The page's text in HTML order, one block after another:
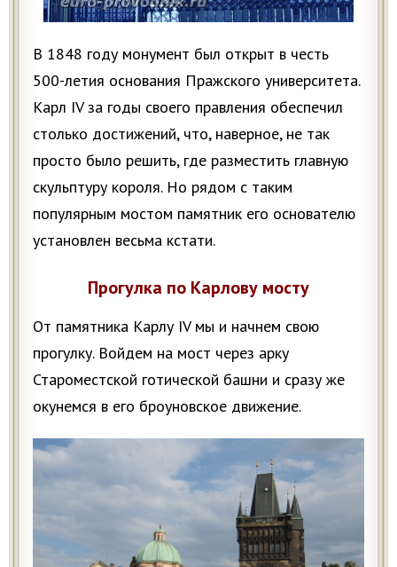
В 1848 году монумент был открыт в честь
500-летия основания Пражского университета.
Карл IV за годы своего правления обеспечил
столько достижений, что, наверное, не так
просто было решить, где разместить главную
скульптуру короля. Но рядом с таким
популярным мостом памятник его основателю
установлен весьма кстати.
Прогулка по Карлову мосту
От памятника Карлу IV мы и начнем свою
прогулку. Войдем на мост через арку
Староместской готической башни и сразу же
окунемся в его броуновское движение.